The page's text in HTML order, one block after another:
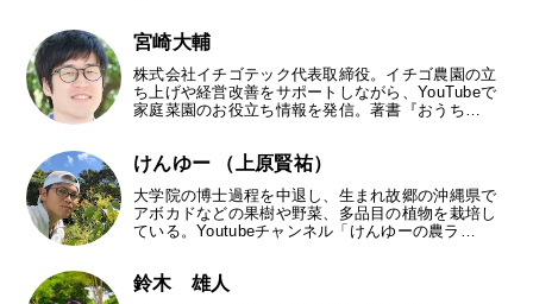
宮崎大輔
株式会社イチゴテック代表取締役。イチゴ農園の立
ち上げや経営改善をサポートしながら、YouTubeで
家庭菜園のお役立ち情報を発信。著書『おうち…
けんゆー （上原賢祐）
大学院の博士過程を中退し、生まれ故郷の沖縄県で
アボカドなどの果樹や野菜、多品目の植物を栽培し
ている。Youtubeチャンネル「けんゆーの農ラ…
鈴木 雄人